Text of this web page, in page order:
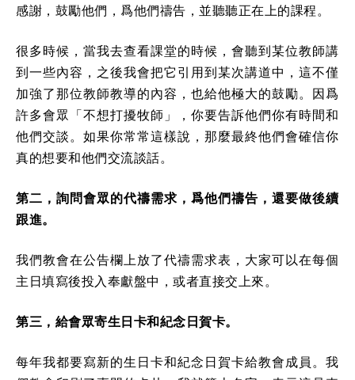
感謝，鼓勵他們，爲他們禱告，並聽聽正在上的課程。
很多時候，當我去查看課堂的時候，會聽到某位教師講
到一些內容，之後我會把它引用到某次講道中，這不僅
加強了那位教師教導的內容，也給他極大的鼓勵。因爲
許多會眾「不想打擾牧師」，你要告訴他們你有時間和
他們交談。如果你常常這樣說，那麼最終他們會確信你
真的想要和他們交流談話。
第二，詢問會眾的代禱需求，爲他們禱告，還要做後續
跟進。
我們教會在公告欄上放了代禱需求表，大家可以在每個
主日填寫後投入奉獻盤中，或者直接交上來。
第三，給會眾寄生日卡和紀念日賀卡。
每年我都要寫新的生日卡和紀念日賀卡給教會成員。我